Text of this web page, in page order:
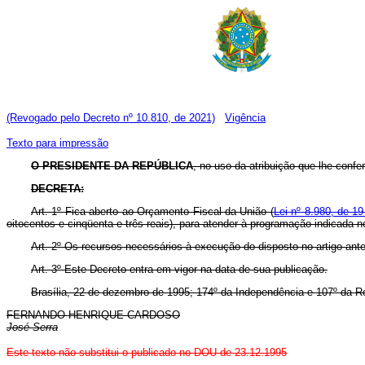
(Revogado pelo Decreto nº 10.810, de 2021) Vigência
Texto para impressão
O PRESIDENTE DA REPÚBLICA, no uso da atribuição que lhe
DECRETA:
Art. 1º Fica aberto ao Orçamento Fiscal da União (Lei nº 8.980, de
oitocentos e cinqüenta e três reais), para atender à programação indicada
Art. 2º Os recursos necessários à execução do disposto no artigo
Art. 3º Este Decreto entra em vigor na data de sua publicação.
Brasília, 22 de dezembro de 1995; 174º da Independência e 107º da
FERNANDO HENRIQUE CARDOSO
José Serra
Este texto não substitui o publicado no DOU de 23.12.1995